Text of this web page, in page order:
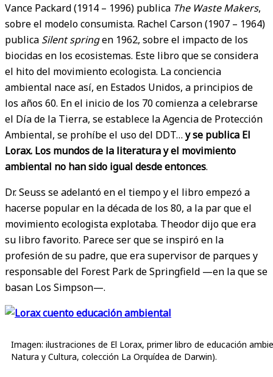
Vance Packard (1914 – 1996) publica The Waste Makers,
sobre el modelo consumista. Rachel Carson (1907 – 1964)
publica Silent springen 1962, sobre el impacto de los
biocidas en los ecosistemas. Este libro que se considera
el hito del movimiento ecologista. La conciencia
ambiental nace así, en Estados Unidos, a principios de
los años 60. En el inicio de los 70 comienza a celebrarse
el Día de la Tierra, se establece la Agencia de Protección
Ambiental, se prohíbe el uso del DDT…y se publica El
Lorax. Los mundos de la literatura y el movimiento
ambiental no han sido igual desde entonces.
Dr. Seuss se adelantó en el tiempo y el libro empezó a
hacerse popular en la década de los 80, a la par que el
movimiento ecologista explotaba. Theodor dijo que era
su libro favorito. Parece ser que se inspiró en la
profesión de su padre, que era supervisor de parques y
responsable del Forest Park de Springfield —en la que se
basan Los Simpson—.
Imagen: ilustraciones de El Lorax, primer libro de educación
Natura y Cultura, colección La Orquídea de Darwin).